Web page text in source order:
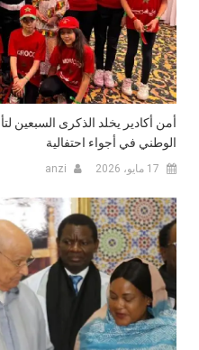
أمن أكادير يخلد الذكرى السبعين
الوطني في أجواء احتفالية
17 مايو، 2026 anzi